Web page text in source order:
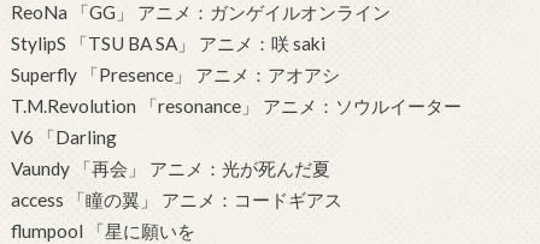
ReoNa 「GG」 アニメ：ガンゲイルオンライン
StylipS 「TSU BA SA」 アニメ：咲 saki
Superfly 「Presence」 アニメ：アオアシ
T.M.Revolution 「resonance」 アニメ：ソウルイーター
V6 「Darling
Vaundy 「再会」 アニメ：光が死んだ夏
access 「瞳の翼」 アニメ：コードギアス
flumpool 「星に願いを